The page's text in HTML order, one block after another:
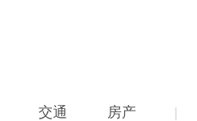
交通 房产 |